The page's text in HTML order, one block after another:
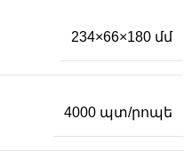
234×66×180 մմ
4000 պտ/րոպե